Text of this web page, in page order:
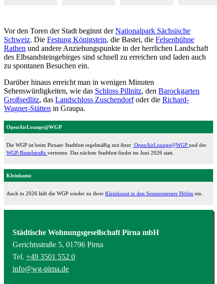
Vor den Toren der Stadt beginnt derNationalpark Sächsische
Schweiz. Die Festung Königstein, die Bastei, die Felsenbühne
Rathen und andere Anziehungspunkte in der herrlichen Landschaft
des Elbsandsteingebirges sind schnell zu erreichen und laden auch
zu spontanen Besuchen ein.
Darüber hinaus erreicht man in wenigen Minuten
Sehenswürdigkeiten, wie das Schloss Pillnitz, den Barockgarten
Großsedlitz, das Landschloss Zuschendorfoder die Richard-
Wagner-Stätten in Graupa.
OpenAirLounge@WGP
Die WGP ist beim Pirnaer Stadtfest regelmäßig mit ihrer OpenAirLounge@WGP und der
WGP-Bastelstraße vertreten. Das nächste Stadtfest findet im Juni 2026 statt.
Kleinkunst
Auch in 2026 lädt die WGP wieder zu ihrer Kleinkunst in den Sonnensteiner Höfen ein.
Städtische Wohnungsgesellschaft Pirna mbH
Gerichtsstraße 5, 01796 Pirna
Tel. +49 3501 552 0
info@wg-pirna.de